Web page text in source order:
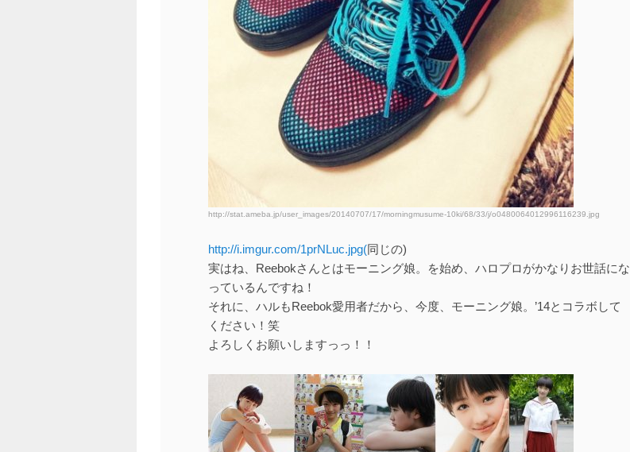
http://stat.ameba.jp/user_images/20140707/17/morningmusume-10ki/68/33/j/o0480064012996116239.jpg
http://i.imgur.com/1prNLuc.jpg(同じの)
実はね、Reebokさんとはモーニング娘。を始め、ハロプロがかなりお世話にな
っているんですね！
それに、ハルもReebok愛用者だから、今度、モーニング娘。’14とコラボして
ください！笑
よろしくお願いしますっっ！！